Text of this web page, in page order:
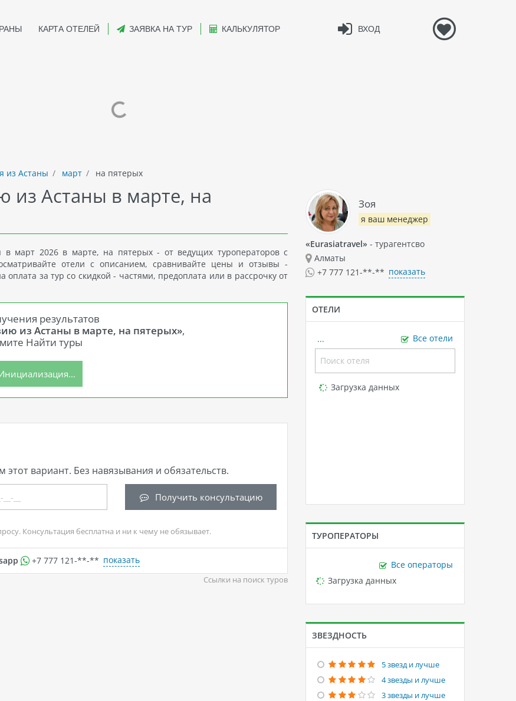
ВХОД
КАРТА ОТЕЛЕЙ ЗАЯВКА НА ТУР КАЛЬКУЛЯТОР
из Астаны март на пятерых
из Астаны в марте, на
март 2026 в марте, на пятерых - от ведущих туроператоров с
отели с описанием, сравнивайте цены и отзывы -
за тур со скидкой - частями, предоплата или в рассрочку от
результатов
из Астаны в марте, на пятерых»,
Найти туры
вариант. Без навязывания и обязательств.
Получить консультацию
Консультация бесплатна и ни к чему не обязывает.
+7 777 121-**-** показать
Ссылки на поиск туров
Зоя
я ваш менеджер
«Eurasiatravel» - турагентсво
Алматы
+7 777 121-**-** показать
ОТЕЛИ
... Все отели
Loading...
Загрузка данных
ТУРОПЕРАТОРЫ
Все операторы
Loading...
Загрузка данных
ЗВЕЗДНОСТЬ
5 звезд и лучше
4 звезды и лучше
3 звезды и лучше